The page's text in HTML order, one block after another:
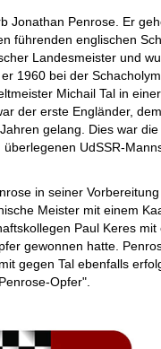
Jonathan Penrose. Er
führenden englischen
Landesmeister und
1960 bei der
Michail Tal in
der erste Engländer,
gelang. Dies war
UdSSR-
in seiner
Meister mit einem
Paul Keres mit
gewonnen hatte.
gegen Tal ebenfalls
Opfer".